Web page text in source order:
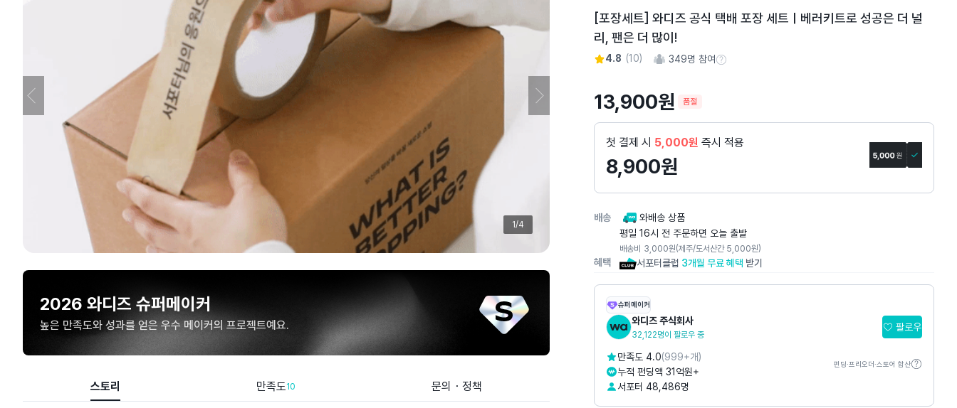
1/4
2026 와디즈 슈퍼메이커
높은 만족도와 성과를 얻은 우수 메이커의 프로젝트예요.
스토리 만족도10 문의・정책
토
리
상
페
이
지
[포장세트] 와디즈 공식 택배 포장 세트ㅣ베러키트로 성공은 더 널
리, 팬은 더 많이!
4.8 (10) 349명 참여참여 수 정보
13,900원 품절
첫 결제 시 5,000원 즉시 적용
8,900원
배송
와배송 상품
평일 16시 전 주문하면 오늘 출발
배송비 3,000원(제주/도서산간 5,000원)
혜택 서포터클럽 3개월 무료 혜택 받기
슈퍼메이커
와디즈 주식회사
32,122명이 팔로우 중
팔로우
만족도 4.0(999+개)
누적 펀딩액 31억원+
서포터 48,486명
펀딩·프리오더·스토어 합산